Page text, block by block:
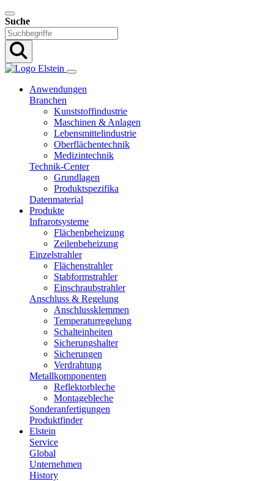
Suche
Anwendungen
Branchen
Kunststoffindustrie
Maschinen & Anlagen
Lebensmittelindustrie
Oberflächentechnik
Medizintechnik
Technik-Center
Grundlagen
Produktspezifika
Datenmaterial
Produkte
Infrarotsysteme
Flächenbeheizung
Zeilenbeheizung
Einzelstrahler
Flächenstrahler
Stabformstrahler
Einschraubstrahler
Anschluss & Regelung
Anschlussklemmen
Temperaturregelung
Schalteinheiten
Sicherungshalter
Sicherungen
Verdrahtung
Metall­komponenten
Reflektorbleche
Montagebleche
Sonder­anfertigungen
Produktfinder
Elstein
Service
Global
Unternehmen
History